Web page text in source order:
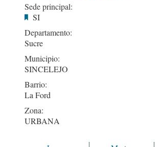
Sede principal:
SI
Departamento:
Sucre
Municipio:
SINCELEJO
Barrio:
La Ford
Zona:
URBANA